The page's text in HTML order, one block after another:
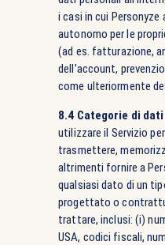
i casi in cui
autonomo per le
(ad es. fatturazione,
dell’account,
come ulteriormente
8.4 Categorie di
utilizzare il Servizio
trasmettere,
altrimenti fornire a
qualsiasi dato di un
progettato o
trattare, inclusi: (i)
USA, codici fiscali,